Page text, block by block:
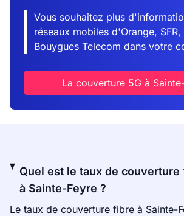
Vous souhaitez plus
réseaux mobiles d'Orange, SFR,
Bouygues Telecom dans votre
La couverture 5G à
Quel est le taux de couverture
à Sainte-Feyre ?
Le taux de couverture fibre à Sainte-